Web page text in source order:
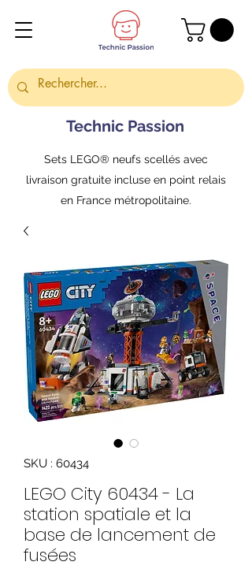
Technic Passion
Sets LEGO® neufs scellés avec
livraison gratuite incluse en point relais
en France métropolitaine.
SKU : 60434
LEGO City 60434 - La
station spatiale et la
base de lancement de
fusées